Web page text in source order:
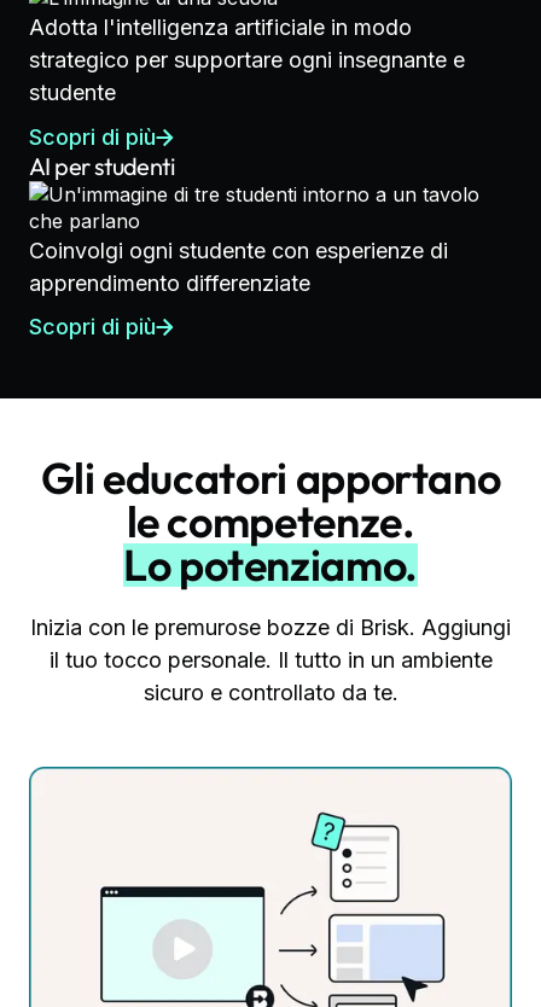
Adotta l'intelligenza artificiale in modo
strategico per supportare ogni insegnante e
studente
Scopri di più
AI per studenti
Coinvolgi ogni studente con esperienze di
apprendimento differenziate
Scopri di più
Gli educatori apportano
le competenze.
Lo potenziamo.
Inizia con le premurose bozze di Brisk. Aggiungi
il tuo tocco personale. Il tutto in un ambiente
sicuro e controllato da te.